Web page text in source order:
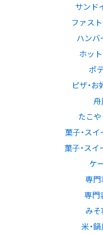
サンド
ファスト
ハンバ
ホット
ポ
ピザ・お
舟
たこや
菓子・スイ
菓子・スイ
ケ
専門
専門
みそ
米・鍋